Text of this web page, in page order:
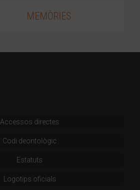
MEMÒRIES
Accessos directes
Codi deontològic
Estatuts
Logotips oficials